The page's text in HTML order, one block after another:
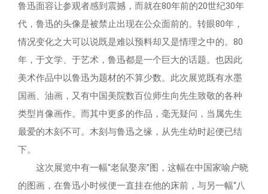
馆领导介绍
组织机构
大事记
创作园地
馆藏精品
教育宣传
教育活动介绍
文创产品
鲁迅面容让参观者感到震撼，而就在80年前的20世纪30年
代，鲁迅的头像是被禁止出现在公众面前的。转眼80年，
情况变化之大可以说既是难以预料却又是情理之中的。80
年，于文学、于艺术，鲁迅都是一个巨大的话题。也因此
美术作品中以鲁迅为题材的不算少数。此次展览既有水墨
国画、油画，又有中国美院数百位师生向先生致敬的各种
类型肖像画作。而其中更多的作品，毫无疑问，当属先生
最爱的木刻不可。木刻与鲁迅之缘，从先生幼时起便已结
下。
这次展览中有一幅“老鼠娶亲”图，这幅在中国家喻户晓
的图画，在鲁迅小时候便一直挂在他的床前，与另一幅“八